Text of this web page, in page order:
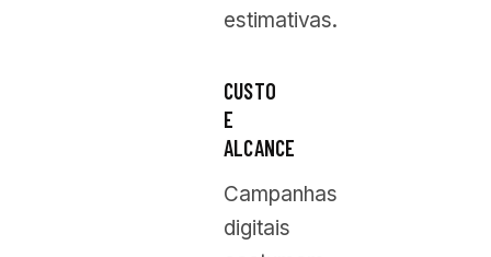
estimativas.
CUSTO
E
ALCANCE
Campanhas
digitais